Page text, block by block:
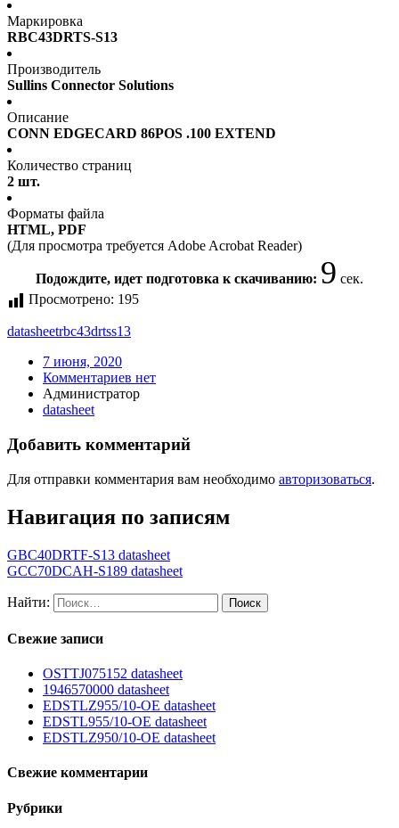
Маркировка
RBC43DRTS-S13
Производитель
Sullins Connector Solutions
Описание
CONN EDGECARD 86POS .100 EXTEND
Количество страниц
2 шт.
Форматы файла
HTML, PDF
(Для просмотра требуется Adobe Acrobat Reader)
Подождите, идет подготовка к скачиванию: 9 сек.
Просмотрено: 195
datasheetrbc43drtss13
7 июня, 2020
Комментариев нет
Администратор
datasheet
Добавить комментарий
Для отправки комментария вам необходимо авторизоваться.
Навигация по записям
GBC40DRTF-S13 datasheet
GCC70DCAH-S189 datasheet
Найти:
Свежие записи
OSTTJ075152 datasheet
1946570000 datasheet
EDSTLZ955/10-OE datasheet
EDSTL955/10-OE datasheet
EDSTLZ950/10-OE datasheet
Свежие комментарии
Рубрики